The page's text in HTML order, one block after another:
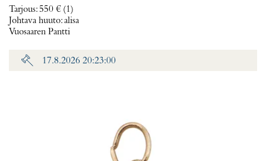
Tarjous: 550 € (1)
Johtava huuto:alisa
Vuosaaren Pantti
17.8.2026 20:23:00